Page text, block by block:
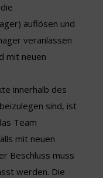
auflösen und
veranlassen
mit neuen
innerhalb des
sind, ist
Team
mit neuen
Beschluss muss
werden. Die